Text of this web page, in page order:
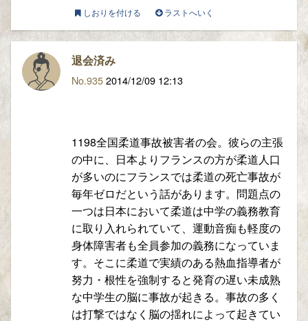
しおりを付ける ラストへいく
退会済み
No.9352014/12/09 12:13
1198全国柔道事故被害者の会。彼らの主張
の中に、日本よりフランスの方が柔道人口
が多いのにフランスでは柔道の死亡事故が
毎年ゼロだという話があります。問題点の
一つは日本において柔道は中学の義務教育
に取り入れられていて、運動音痴も軽度の
身体障害者も全員参加の義務になっていま
す。そこに柔道で実績のある熱血指導者が
努力・根性を強制すると発育の遅い未成熟
な中学生の脳に事故が起きる。事故の多く
は打撃ではなく脳の揺れによって起きてい